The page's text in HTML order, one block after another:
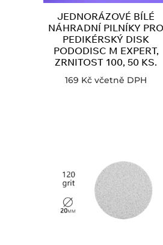
JEDNORÁZOVÉ BÍLÉ
NÁHRADNÍ PILNÍKY PRO
PEDIKÉRSKÝ DISK
PODODISC M EXPERT,
ZRNITOST 100, 50 KS.
169 Kč včetně DPH